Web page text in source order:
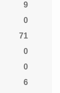
9
0
71
0
0
6